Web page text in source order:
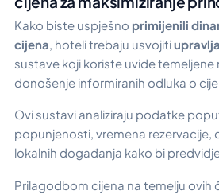
Kako biste uspješno primijenili
cijena, hoteli trebaju usvojiti
sustave koji koriste uvide temeljene
donošenje informiranih odluka o
Ovi sustavi analiziraju podatke
popunjenosti, vremena rezervacije,
lokalnih događanja kako bi
Prilagodbom cijena na temelju ovih